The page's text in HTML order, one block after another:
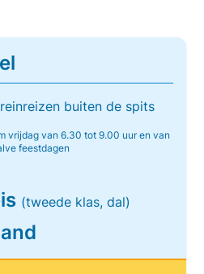
buiten de spits
vrijdag van 6.30 tot 9.00 uur en van
feestdagen
(tweede klas, dal)